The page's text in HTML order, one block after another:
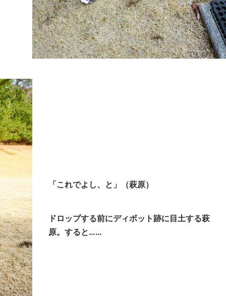
「これでよし、と」（萩原）
ドロップする前にディボット跡に目土する萩
原。すると……